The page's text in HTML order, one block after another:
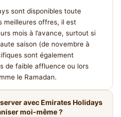
sont disponibles toute
meilleures offres, il est
mois à l’avance, surtout si
saison (de novembre à
sont également
de faible affluence ou lors
le Ramadan.
avec Emirates Holidays
moi-même ?